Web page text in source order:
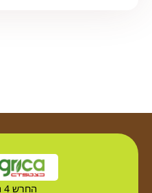
החרש 4 הוד השרון